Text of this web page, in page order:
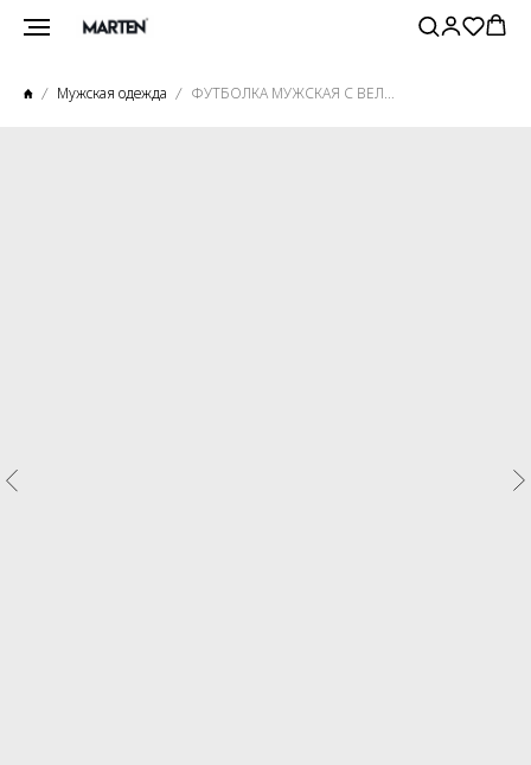
Мужская одежда ФУТБОЛКА МУЖСКАЯ С ВЕЛЮР ЭФФЕКТОМ ХАКИ